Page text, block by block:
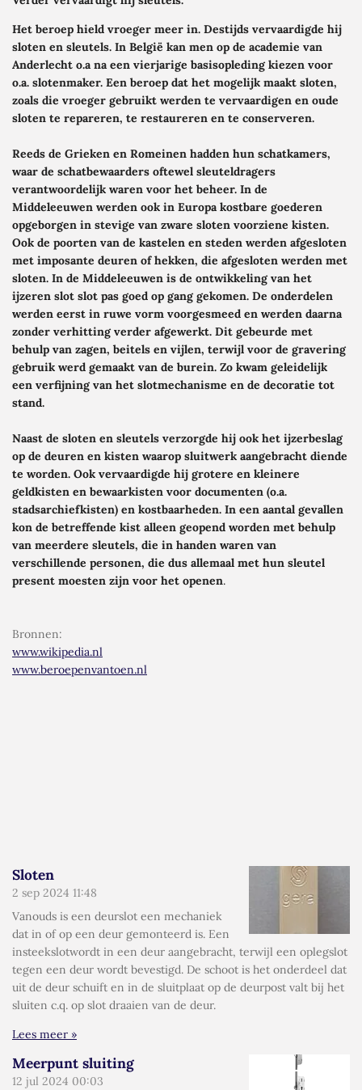
Het beroep hield vroeger meer in. Destijds vervaardigde hij
sloten en sleutels. In België kan men op de academie van
Anderlecht o.a na een vierjarige basisopleding kiezen voor
o.a. slotenmaker. Een beroep dat het mogelijk maakt sloten,
zoals die vroeger gebruikt werden te vervaardigen en oude
sloten te repareren, te restaureren en te conserveren.
Reeds de Grieken en Romeinen hadden hun schatkamers,
waar de schatbewaarders oftewel sleuteldragers
verantwoordelijk waren voor het beheer. In de
Middeleeuwen werden ook in Europa kostbare goederen
opgeborgen in stevige van zware sloten voorziene kisten.
Ook de poorten van de kastelen en steden werden afgesloten
met imposante deuren of hekken, die afgesloten werden met
sloten. In de Middeleeuwen is de ontwikkeling van het
ijzeren slot slot pas goed op gang gekomen. De onderdelen
werden eerst in ruwe vorm voorgesmeed en werden daarna
zonder verhitting verder afgewerkt. Dit gebeurde met
behulp van zagen, beitels en vijlen, terwijl voor de gravering
gebruik werd gemaakt van de burein. Zo kwam geleidelijk
een verfijning van het slotmechanisme en de decoratie tot
stand.
Naast de sloten en sleutels verzorgde hij ook het ijzerbeslag
op de deuren en kisten waarop sluitwerk aangebracht diende
te worden. Ook vervaardigde hij grotere en kleinere
geldkisten en bewaarkisten voor documenten (o.a.
stadsarchiefkisten) en kostbaarheden. In een aantal gevallen
kon de betreffende kist alleen geopend worden met behulp
van meerdere sleutels, die in handen waren van
verschillende personen, die dus allemaal met hun sleutel
present moesten zijn voor het openen.
Bronnen:
www.wikipedia.nl
www.beroepenvantoen.nl
Sloten
2 sep 2024 11:48
Vanouds is een deurslot een mechaniek
dat in of op een deur gemonteerd is. Een
insteekslotwordt in een deur aangebracht, terwijl een oplegslot
tegen een deur wordt bevestigd. De schoot is het onderdeel dat
uit de deur schuift en in de sluitplaat op de deurpost valt bij het
sluiten c.q. op slot draaien van de deur.
Lees meer »
Meerpunt sluiting
12 jul 2024 00:03